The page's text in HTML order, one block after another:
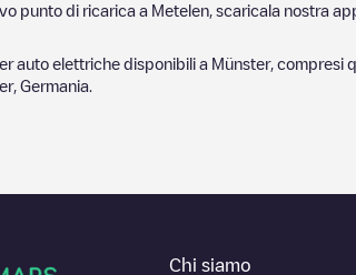
punto di ricarica a Metelen , scaricala nostra
auto elettriche disponibili a Münster, compresi
, Germania
Chi siamo